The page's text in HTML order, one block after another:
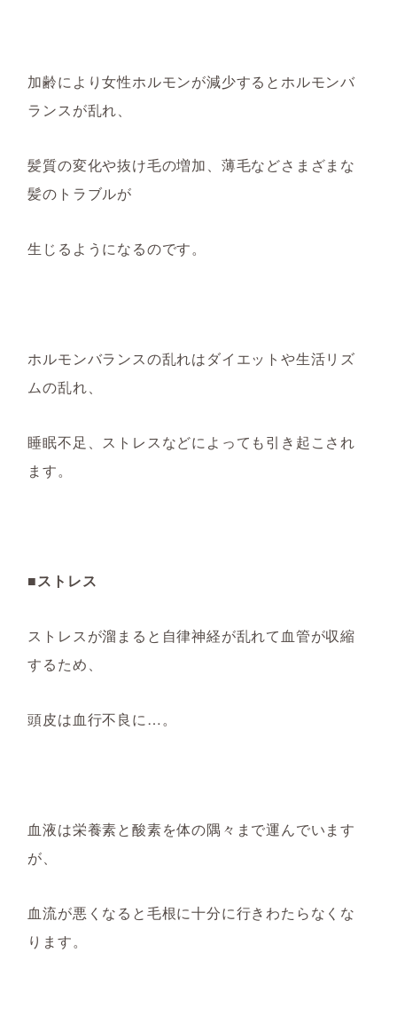
加齢により女性ホルモンが減少する とホルモンバ
ランスが乱れ、
髪質の変化や抜け毛の増加、 薄毛などさまざまな
髪のトラブルが
生じるようになるのです。
ホルモンバランスの乱れはダイエットや生活リズ
ムの乱れ、
睡眠不足、ストレスなどによっても引き起こされ
ます。
■ストレス
ストレスが溜まると自律神経が乱れて 血管が収縮
するため、
頭皮は血行不良に…。
血液は栄養素と酸素を体の隅々まで運んでいます
が、
血流が悪くなると毛根に十分に行きわたらな くな
ります。